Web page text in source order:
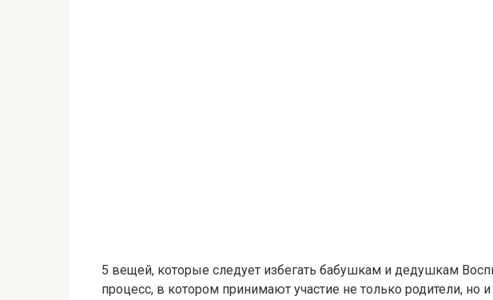
5 вещей, которые следует избегать бабушкам и дедушкам
процесс, в котором принимают участие не только родители, но